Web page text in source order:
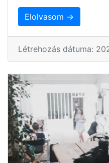
Elolvasom →
Létrehozás dátuma: